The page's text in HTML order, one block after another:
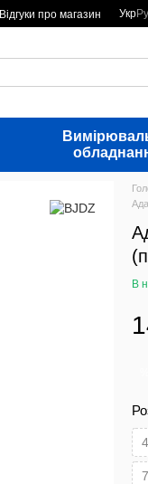
Відгуки про магазин Укр
В